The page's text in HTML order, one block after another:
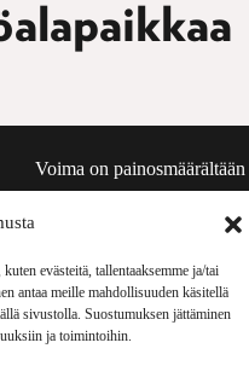
evästeitä, tallentaaksemme ja/tai
antaa meille mahdollisuuden käsitellä
sivustolla. Suostumuksen jättäminen
ja toimintoihin.
Voima on
kulttuurilehti. Se nostaa
aiheita niin maailmalta